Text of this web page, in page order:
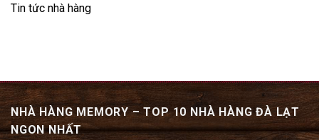
Tin tức nhà hàng
NHÀ HÀNG MEMORY – TOP 10 NHÀ HÀNG ĐÀ LẠT
NGON NHẤT